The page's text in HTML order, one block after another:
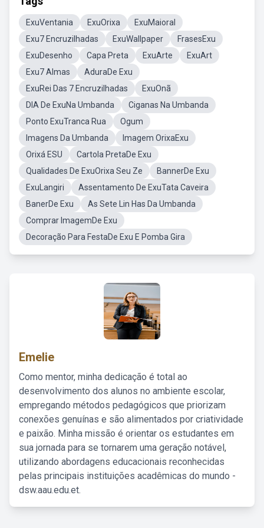
ExuVentania ExuOrixa
ExuMaioral
Exu7 Encruzilhadas
ExuWallpaper
FrasesExu
ExuDesenho
Capa Preta ExuArte
ExuArt
Exu7 Almas
AduraDe Exu
ExuRei Das 7 Encruzilhadas
ExuOnã
DIA De ExuNa Umbanda
Ciganas Na Umbanda
Ponto ExuTranca Rua
Ogum
Imagens Da Umbanda
Imagem OrixaExu
Orixá ESU
Cartola PretaDe Exu
Qualidades De ExuOrixa Seu Ze
BannerDe Exu
ExuLangiri
Assentamento De ExuTata Caveira
BanerDe Exu
As Sete Lin Has Da Umbanda
Comprar ImagemDe Exu
Decoração Para FestaDe Exu E Pomba Gira
Emelie
Como mentor, minha dedicação é total ao
desenvolvimento dos alunos no ambiente escolar,
empregando métodos pedagógicos que priorizam
conexões genuínas e são alimentados por criatividade
e paixão. Minha missão é orientar os estudantes em
sua jornada para se tornarem uma geração notável,
utilizando abordagens educacionais reconhecidas
pelas principais instituições acadêmicas do mundo -
dsw.aau.edu.et.